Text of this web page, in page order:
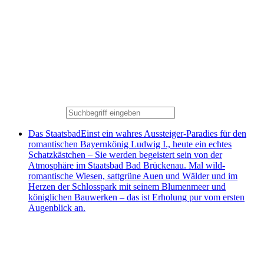
Das StaatsbadEinst ein wahres Aussteiger-Paradies für den
romantischen Bayernkönig Ludwig I., heute ein echtes
Schatzkästchen – Sie werden begeistert sein von der
Atmosphäre im Staatsbad Bad Brückenau. Mal wild-
romantische Wiesen, sattgrüne Auen und Wälder und im
Herzen der Schlosspark mit seinem Blumenmeer und
königlichen Bauwerken – das ist Erholung pur vom ersten
Augenblick an.